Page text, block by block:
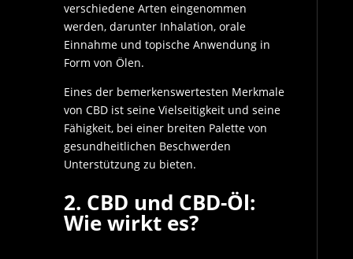
verschiedene Arten eingenommen
werden, darunter Inhalation, orale
Einnahme und topische Anwendung in
Form von Ölen.
Eines der bemerkenswertesten Merkmale
von CBD ist seine Vielseitigkeit und seine
Fähigkeit, bei einer breiten Palette von
gesundheitlichen Beschwerden
Unterstützung zu bieten.
2. CBD und CBD-Öl:
Wie wirkt es?